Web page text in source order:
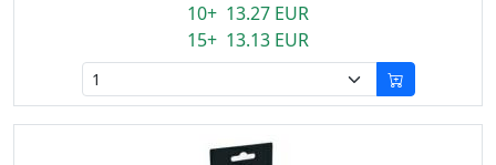
10+ 13.27 EUR
15+ 13.13 EUR